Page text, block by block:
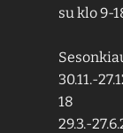
su klo 9-
30.11.-
18
29.3.-